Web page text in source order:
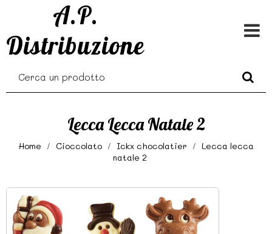
A.P.
Distribuzione
Lecca Lecca Natale 2
Home Cioccolato Ickx chocolatier
Lecca lecca
natale 2